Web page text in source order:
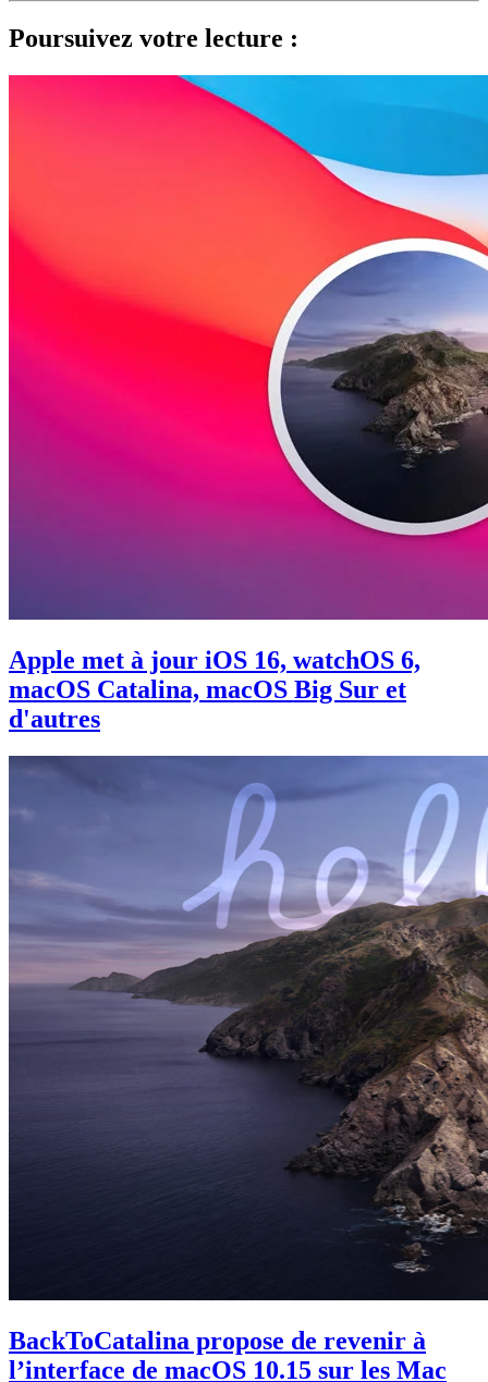
Poursuivez votre lecture :
Apple met à jour iOS 16, watchOS 6,
macOS Catalina, macOS Big Sur et
d'autres
BackToCatalina propose de revenir à
l’interface de macOS 10.15 sur les Mac